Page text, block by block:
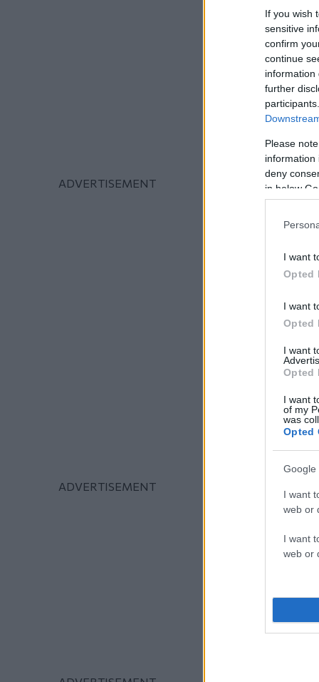
If you wish
sensitive
confirm
continue
information
further
Please
information
deny
in below
I want
Opted
I want
Opted
I want
Opted
I want
of my
was
Opted
Google
I want
web or
I want
web or